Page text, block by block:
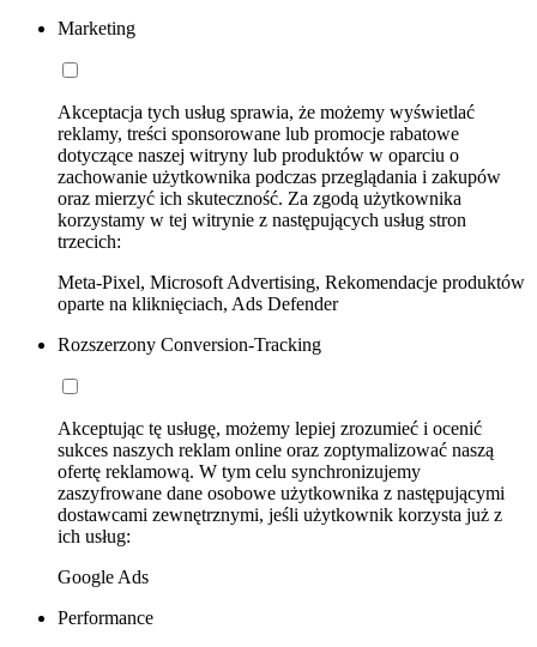
Marketing
Akceptacja tych usług sprawia, że możemy wyświetlać
reklamy, treści sponsorowane lub promocje rabatowe
dotyczące naszej witryny lub produktów w oparciu o
zachowanie użytkownika podczas przeglądania i zakupów
oraz mierzyć ich skuteczność. Za zgodą użytkownika
korzystamy w tej witrynie z następujących usług stron
trzecich:
Meta-Pixel, Microsoft Advertising, Rekomendacje produktów
oparte na kliknięciach, Ads Defender
Rozszerzony Conversion-Tracking
Akceptując tę usługę, możemy lepiej zrozumieć i ocenić
sukces naszych reklam online oraz zoptymalizować naszą
ofertę reklamową. W tym celu synchronizujemy
zaszyfrowane dane osobowe użytkownika z następującymi
dostawcami zewnętrznymi, jeśli użytkownik korzysta już z
ich usług:
Google Ads
Performance